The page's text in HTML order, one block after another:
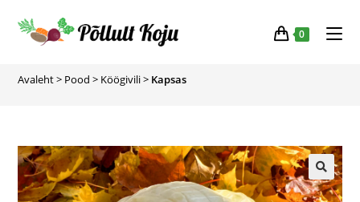
0
Avaleht> Pood > Köögivili> Kapsas
🔍